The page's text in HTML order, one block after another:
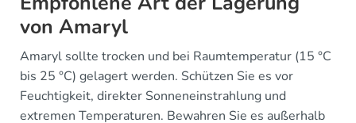
von Amaryl
Amaryl sollte trocken und bei Raumtemperatur (15 °C
bis 25 °C) gelagert werden. Schützen Sie es vor
Feuchtigkeit, direkter Sonneneinstrahlung und
extremen Temperaturen. Bewahren Sie es außerhalb